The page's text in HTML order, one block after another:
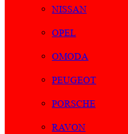
NISSAN
OPEL
OMODA
PEUGEOT
PORSCHE
RAVON